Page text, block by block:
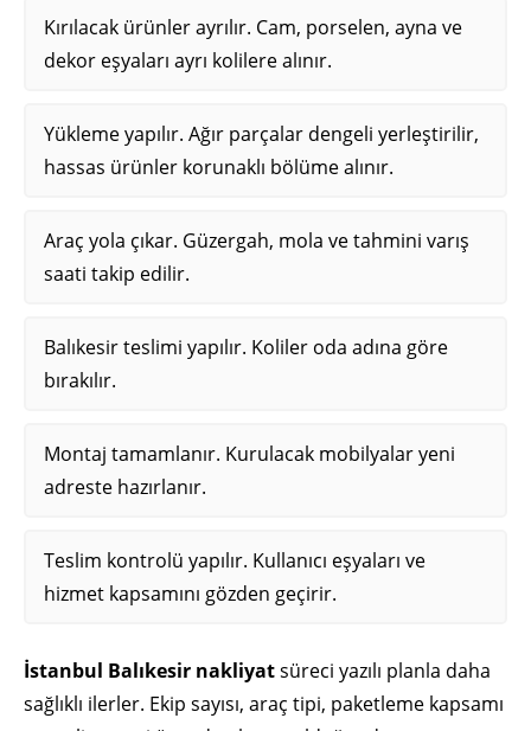
Kırılacak ürünler ayrılır. Cam, porselen, ayna ve
dekor eşyaları ayrı kolilere alınır.
Yükleme yapılır. Ağır parçalar dengeli yerleştirilir,
hassas ürünler korunaklı bölüme alınır.
Araç yola çıkar. Güzergah, mola ve tahmini varış
saati takip edilir.
Balıkesir teslimi yapılır. Koliler oda adına göre
bırakılır.
Montaj tamamlanır. Kurulacak mobilyalar yeni
adreste hazırlanır.
Teslim kontrolü yapılır. Kullanıcı eşyaları ve
hizmet kapsamını gözden geçirir.
İstanbul Balıkesir nakliyatsüreci yazılı planla daha
sağlıklı ilerler. Ekip sayısı, araç tipi, paketleme kapsamı